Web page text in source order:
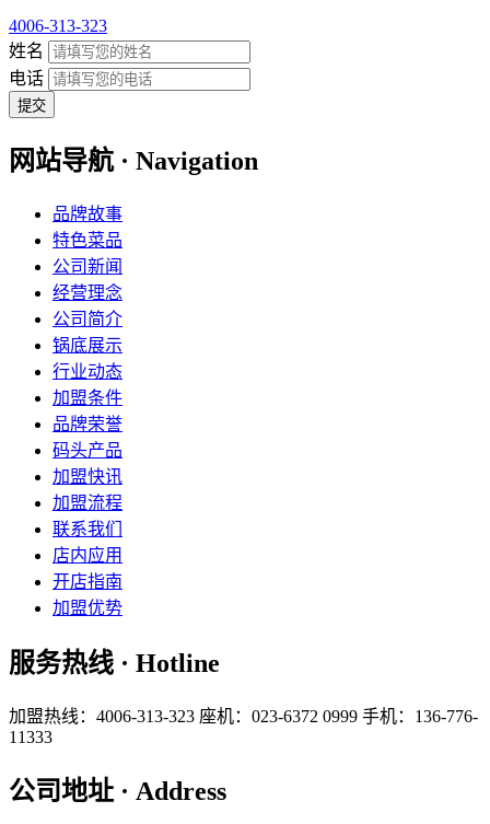
4006-313-323
姓名
电话
提交
网站导航 · Navigation
品牌故事
特色菜品
公司新闻
经营理念
公司简介
锅底展示
行业动态
加盟条件
品牌荣誉
码头产品
加盟快讯
加盟流程
联系我们
店内应用
开店指南
加盟优势
服务热线 · Hotline
加盟热线：4006-313-323 座机：023-6372 0999 手机：136-776-
11333
公司地址 · Address